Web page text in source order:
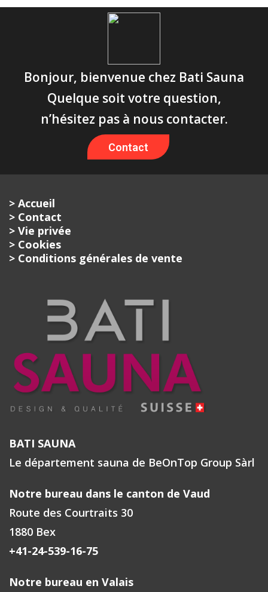
Bonjour, bienvenue chez Bati Sauna
Quelque soit votre question,
n’hésitez pas à nous contacter.
Contact
> Accueil
> Contact
> Vie privée
> Cookies
> Conditions générales de vente
BATI SAUNA
Le département sauna de BeOnTop Group Sàrl
Notre bureau dans le canton de Vaud
Route des Courtraits 30
1880 Bex
+41-24-539-16-75
Notre bureau en Valais